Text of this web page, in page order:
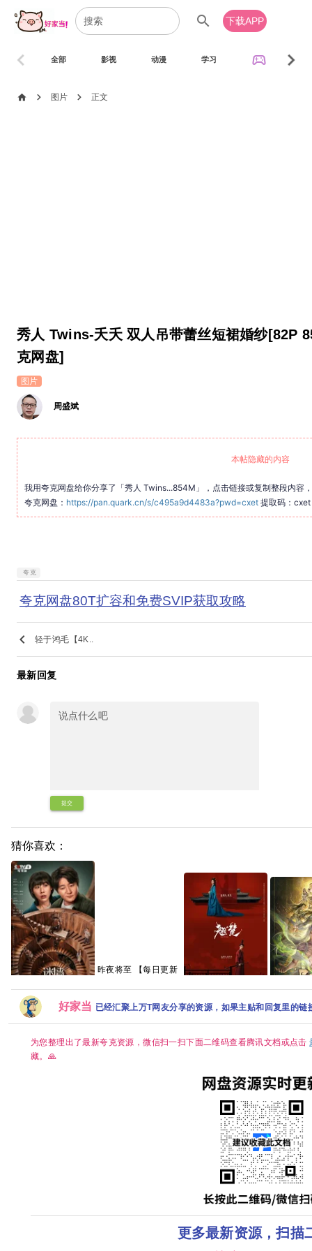
search 下载APP
全部 影视 动漫 学习 sports_esports
chevron_left chevron_right
home chevron_right 图片 chevron_right 正文
秀人 Twins-夭夭 双人吊带蕾丝短裙婚纱[82P
克网盘]
图片
周盛斌
本帖隐藏的内容
我用夸克网盘给你分享了「秀人 Twins...854M」，点击链接或复制整段内
夸克网盘： https://pan.quark.cn/s/c495a9d4483a?pwd=cxet 提取码：cxet
夸克
夸克网盘80T扩容和免费SVIP获取攻略
keyboard_arrow_left 轻于鸿毛【4K..
最新回复
提交
猜你喜欢：
迷墙 2026 犯罪 郭京
昨夜将至 【每日更新
资源
翘楚‎ (2026) 【楚后】
【1～6GB/集】陈都
灵/周翊然
星辰变 最
【更04集
字】网盘
好家当 已经汇聚上万T网友分享的资源，如果主贴和回复里的
为您整理出了最新夸克资源，微信扫一扫下面二维码查看腾讯文档或点击
藏。🙏
更多最新资源，扫描